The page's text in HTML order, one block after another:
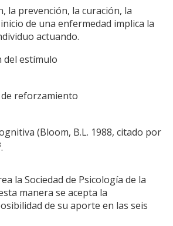
la prevención, la curación, la
de una enfermedad implica la
actuando.
del estímulo
reforzamiento
(Bloom, B.L. 1988, citado por
.
la Sociedad de Psicología de la
manera se acepta la
de su aporte en las seis